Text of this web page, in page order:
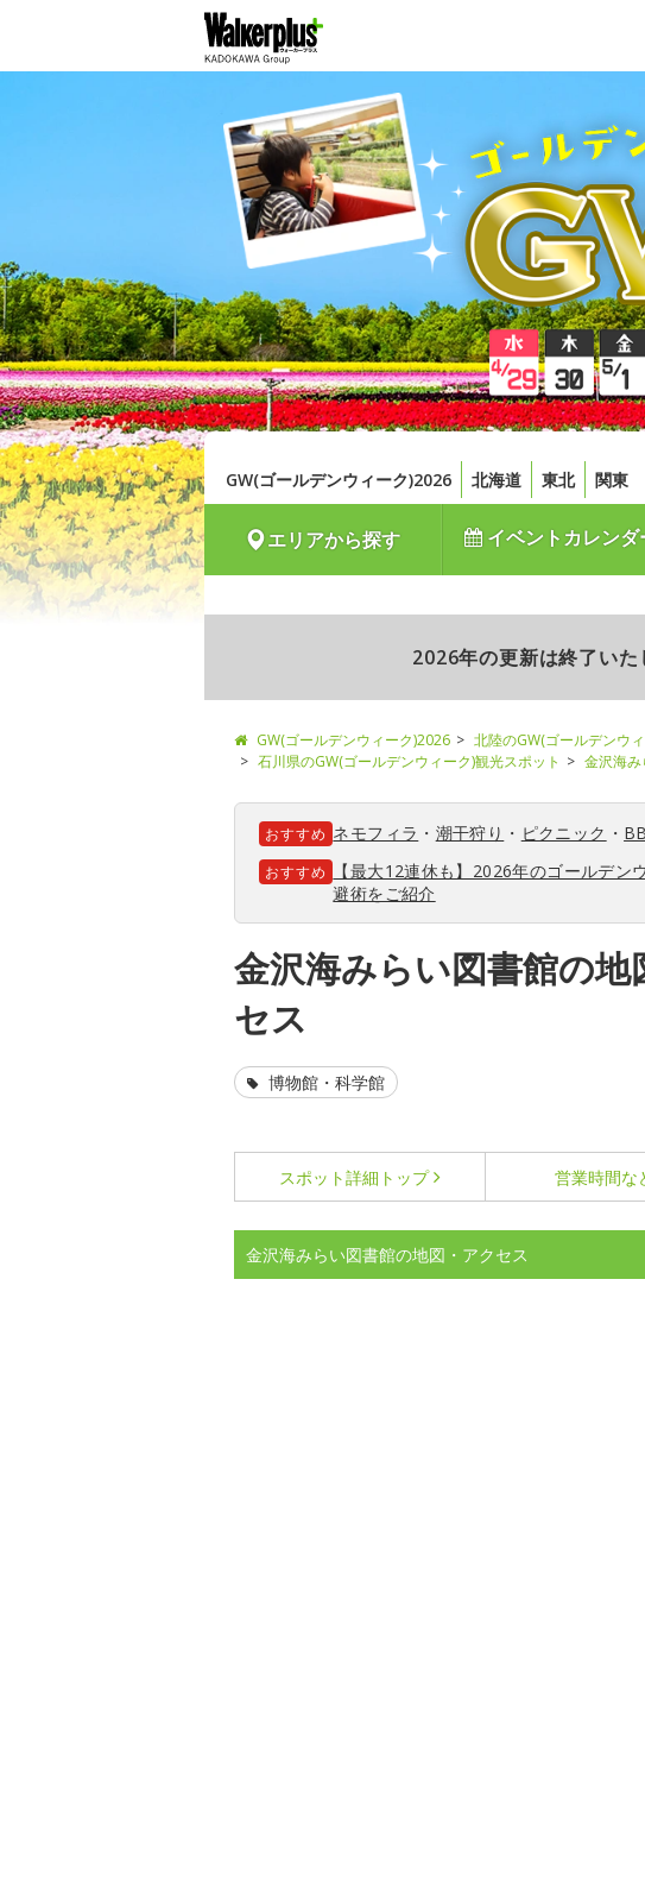
GW(ゴールデンウィーク)2026 北海道 東北 関東
エリアから探す イベントカレンダ
2026年の更新は終了いた
GW(ゴールデンウィーク)2026 北陸のGW(ゴールデンウ
石川県のGW(ゴールデンウィーク)観光スポット
金沢海
おすすめ ネモフィラ ・ 潮干狩り ・ ピクニック ・
おすすめ
【最大12連休も】2026年のゴールデ
避術をご紹介
金沢海みらい図書館の地
セス
博物館・科学館
スポット詳細 トップ 営業時間な
金沢海みらい図書館の地図・アクセス